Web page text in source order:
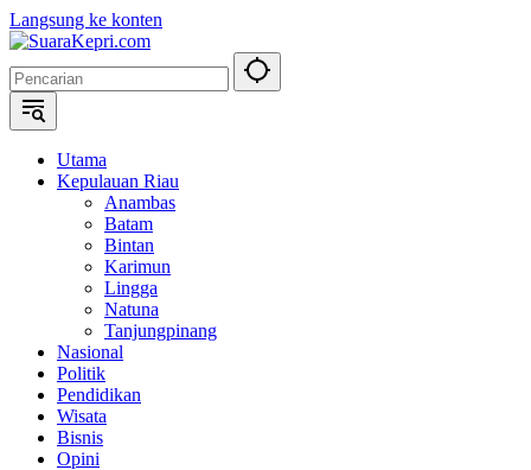
Langsung ke konten
Utama
Kepulauan Riau
Anambas
Batam
Bintan
Karimun
Lingga
Natuna
Tanjungpinang
Nasional
Politik
Pendidikan
Wisata
Bisnis
Opini